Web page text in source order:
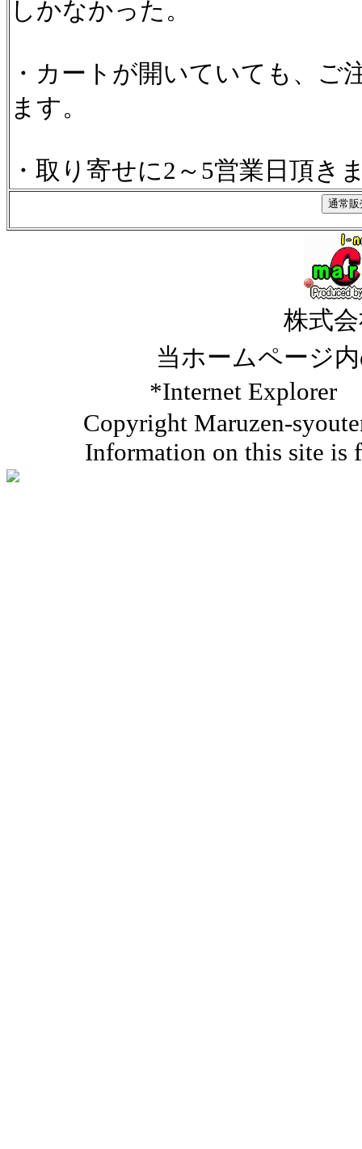
しかなかった。
・カートが開いていても、ご
ます。
・取り寄せに2～5営業日頂き
株式
当ホームページ
*Internet Explorer
Copyright Maruzen-
Information on this site is